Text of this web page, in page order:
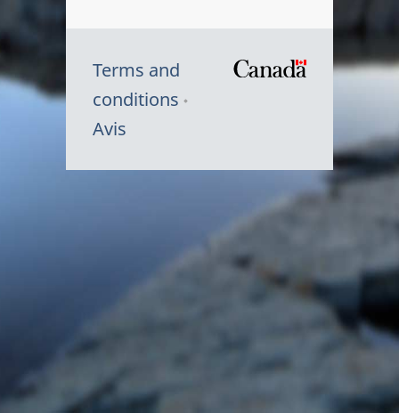
Terms and
conditions
Avis
du